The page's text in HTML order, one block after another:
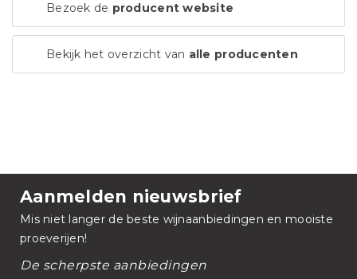
Bezoek de producent website
Bekijk het overzicht van alle producenten
Aanmelden nieuwsbrief
Mis niet langer de beste wijnaanbiedingen en mooiste
proeverijen!
De scherpste aanbiedingen